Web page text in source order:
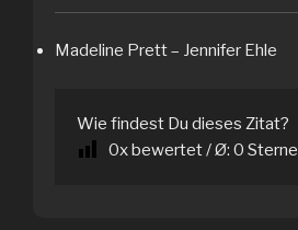
Madeline Prett – Jennifer Ehle
Wie findest Du dieses Zitat?
0x bewertet / Ø: 0 Sterne